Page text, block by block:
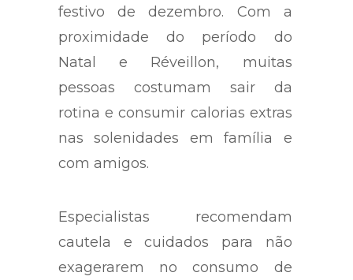
festivo de dezembro. Com a
proximidade do período do
Natal e Réveillon, muitas
pessoas costumam sair da
rotina e consumir calorias extras
nas solenidades em família e
com amigos.
Especialistas recomendam
cautela e cuidados para não
exagerarem no consumo de